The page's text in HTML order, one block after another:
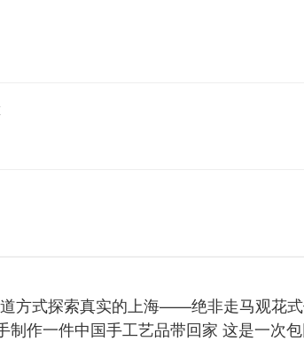
方式探索真实的上海——绝非走马观花
作一件中国手工艺品带回家 这是一次